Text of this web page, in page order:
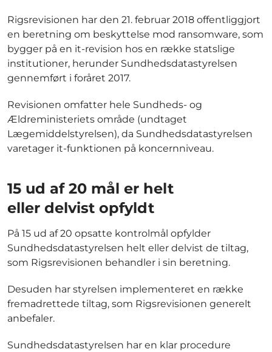
Rigsrevisionen har den 21. februar 2018 offentliggjort
en beretning om beskyttelse mod ransomware, som
bygger på en it-revision hos en række statslige
institutioner, herunder Sundhedsdatastyrelsen
gennemført i foråret 2017.
Revisionen omfatter hele Sundheds- og
Ældreministeriets område (undtaget
Lægemiddelstyrelsen), da Sundhedsdatastyrelsen
varetager it-funktionen på koncernniveau.
15 ud af 20 mål er helt
eller delvist opfyldt
På 15 ud af 20 opsatte kontrolmål opfylder
Sundhedsdatastyrelsen helt eller delvist de tiltag,
som Rigsrevisionen behandler i sin beretning.
Desuden har styrelsen implementeret en række
fremadrettede tiltag, som Rigsrevisionen generelt
anbefaler.
Sundhedsdatastyrelsen har en klar procedure